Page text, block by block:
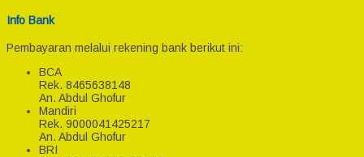
Info Bank
Pembayaran melalui rekening bank berikut ini:
BCA
Rek. 8465638148
An. Abdul Ghofur
Mandiri
Rek. 9000041425217
An. Abdul Ghofur
BRI